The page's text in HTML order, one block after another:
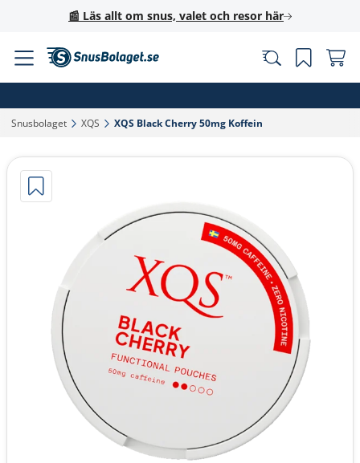
📰 Läs allt om snus, valet och resor här
Snusbolaget‎ XQS‎ XQS Black Cherry 50mg Koffein‎